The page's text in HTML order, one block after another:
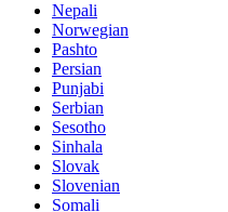
Nepali
Norwegian
Pashto
Persian
Punjabi
Serbian
Sesotho
Sinhala
Slovak
Slovenian
Somali